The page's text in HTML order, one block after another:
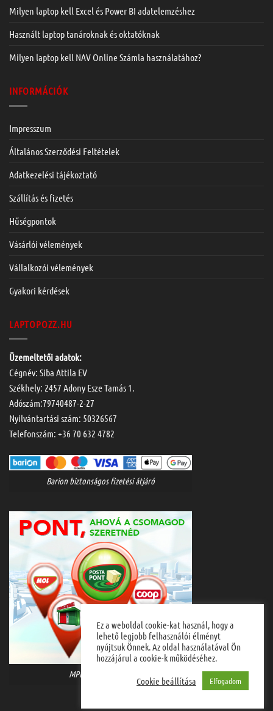
Milyen laptop kell Excel és Power BI adatelemzéshez
Használt laptop tanároknak és oktatóknak
Milyen laptop kell NAV Online Számla használatához?
INFORMÁCIÓK
Impresszum
Általános Szerződési Feltételek
Adatkezelési tájékoztató
Szállítás és fizetés
Hűségpontok
Vásárlói vélemények
Vállalkozói vélemények
Gyakori kérdések
LAPTOPOZZ.HU
Üzemeltetői adatok:
Cégnév: Siba Attila EV
Székhely: 2457 Adony Esze Tamás 1.
Adószám:79740487-2-27
Nyilvántartási szám: 50326567
Telefonszám: +36 70 632 4782
Barion biztonságos fizetési átjáró
MPL házhozszállítás
Ez a weboldal cookie-kat használ, hogy a
lehető legjobb felhasználói élményt
nyújtsuk Önnek. Az oldal használatával Ön
hozzájárul a cookie-k működéséhez.
Cookie beállítása Elfogadom